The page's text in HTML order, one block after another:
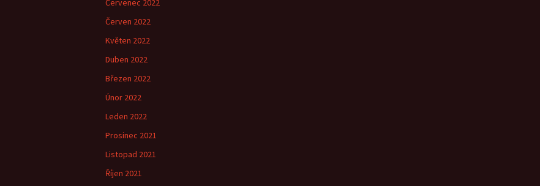
Červenec 2022
Červen 2022
Květen 2022
Duben 2022
Březen 2022
Únor 2022
Leden 2022
Prosinec 2021
Listopad 2021
Říjen 2021